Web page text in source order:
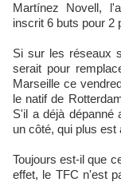
Martínez Novell,
inscrit 6 buts pour 2
Si sur les réseaux
serait pour
Marseille ce
le natif de
S'il a déjà dépanné
un côté, qui plus est
Toujours est-il que
effet, le TFC n'est